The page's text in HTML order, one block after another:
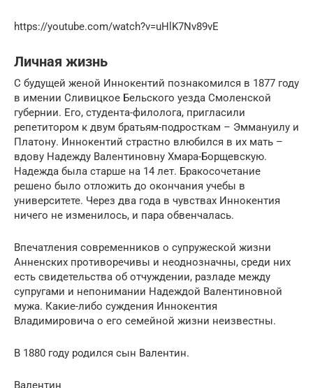
https://youtube.com/watch?v=uHlK7Nv89vE
Личная жизнь
С будущей женой Иннокентий познакомился в 1877 году
в имении Сливицкое Бельского уезда Смоленской
губернии. Его, студента-филолога, пригласили
репетитором к двум братьям-подросткам – Эммануилу и
Платону. Иннокентий страстно влюбился в их мать –
вдову Надежду Валентиновну Хмара-Борщевскую.
Надежда была старше на 14 лет. Бракосочетание
решено было отложить до окончания учебы в
университете. Через два года в чувствах Иннокентия
ничего не изменилось, и пара обвенчалась.
Впечатления современников о супружеской жизни
Анненских противоречивы и неоднозначны, среди них
есть свидетельства об отчуждении, разладе между
супругами и непонимании Надеждой Валентиновной
мужа. Какие-либо суждения Иннокентия
Владимировича о его семейной жизни неизвестны.
В 1880 году родился сын Валентин.
Валентин